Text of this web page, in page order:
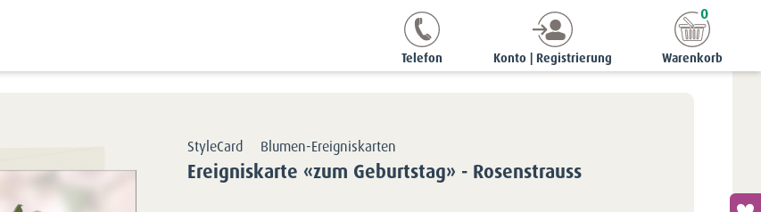
Telefon Konto | Registrierung Warenkorb
0
Blumen-Ereigniskarten Ereigniskarte «zum Geburtstag» - Rosenstrauss
StyleCard Blumen-Ereigniskarten
Ereigniskarte «zum Geburtstag» - Rosenstrauss